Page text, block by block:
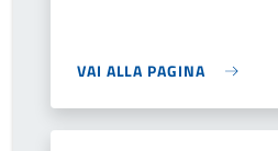
VAI ALLA PAGINA